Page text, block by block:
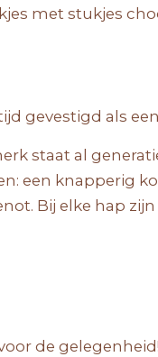
met stukjes
gevestigd als
staat al
een knapperig
Bij elke hap
de gelegenheid!